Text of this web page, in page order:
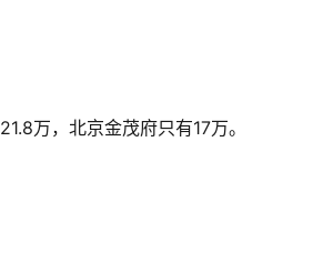
万，北京金茂府只有17万。